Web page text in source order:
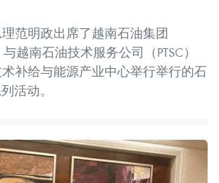
理范明政出席了越南石油集团
与越南石油技术服务公司（PTSC）
术补给与能源产业中心举行举行的石
活动。